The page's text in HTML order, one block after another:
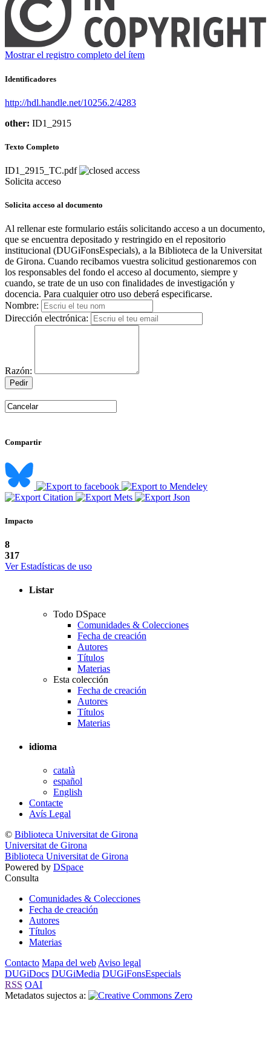
Mostrar el registro completo del ítem
Identificadores
http://hdl.handle.net/10256.2/4283
other: ID1_2915
Texto Completo
ID1_2915_TC.pdf
Solicita acceso
Solicita acceso al documento
Al rellenar este formulario estáis solicitando acceso a un documento,
que se encuentra depositado y restringido en el repositorio
institucional (DUGiFonsEspecials), a la Biblioteca de la Universitat
de Girona. Cuando recibamos vuestra solicitud gestionaremos con
los responsables del fondo el acceso al documento, siempre y
cuando, se trate de un uso con finalidades de investigación y
docencia. Para cualquier otro uso deberá especificarse.
Nombre:
Dirección electrónica:
Razón:
Compartir
Impacto
8
317
Ver Estadísticas de uso
Listar
Todo DSpace
Comunidades & Colecciones
Fecha de creación
Autores
Títulos
Materias
Esta colección
Fecha de creación
Autores
Títulos
Materias
idioma
català
español
English
Contacte
Avís Legal
© Biblioteca Universitat de Girona
Universitat de Girona
Biblioteca Universitat de Girona
Powered by DSpace
Consulta
Comunidades & Colecciones
Fecha de creación
Autores
Títulos
Materias
Contacto Mapa del web Aviso legal
DUGiDocs DUGiMedia DUGiFonsEspecials
RSS OAI
Metadatos sujectos a: